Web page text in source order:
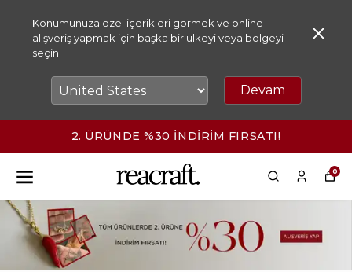
Konumunuza özel içerikleri görmek ve online
alışveriş yapmak için başka bir ülkeyi veya bölgeyi
seçin.
Devam
2. ÜRÜNDE %30 İNDİRİM FIRSATI!
0